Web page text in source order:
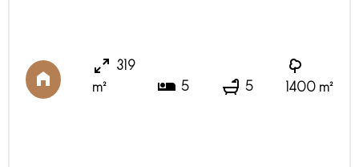
319
m²
5 5 1400 m²